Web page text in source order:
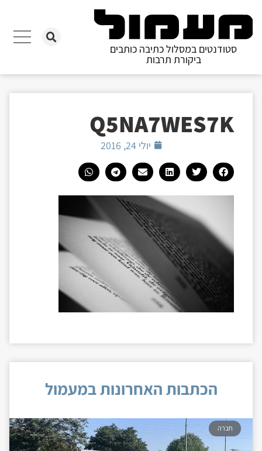
סטודנטים במסלול כתיבה כותבים
ביקורת תרבות
Q5NA7WES7K
יולי 24, 2016
הכתבות האחרונות במעמול
חברה